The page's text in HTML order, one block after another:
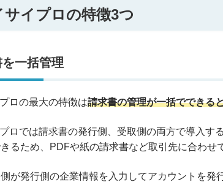
サイプロの特徴3つ
一括管理
ロの最大の特徴は請求書の管理が一括でできる
ロでは請求書の発行側、受取側の両方で導入す
るため、PDFや紙の請求書など取引先に合わせ
が発行側の企業情報を入力してアカウントを発